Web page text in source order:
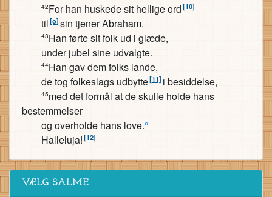
42For han huskede sit hellige ord[10]
til[o]sin tjener Abraham.
43Han førte sit folk ud i glæde,
under jubel sine udvalgte.
44Han gav dem folks lande,
de tog folkeslags udbytte[11]i besiddelse,
45med det formål at de skulle holde hans
bestemmelser
og overholde hans love.°
Halleluja![12]
VÆLG SALME